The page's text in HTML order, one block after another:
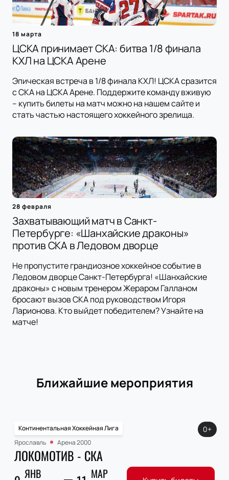
18 марта
ЦСКА принимает СКА: битва 1/8 финала
КХЛ на ЦСКА Арене
Эпическая встреча в 1/8 финала КХЛ! ЦСКА сразится
с СКА на ЦСКА Арене. Поддержите команду вживую
– купить билеты на матч можно на нашем сайте и
стать частью настоящего хоккейного зрелища.
28 февраля
Захватывающий матч в Санкт-
Петербурге: «Шанхайские драконы»
против СКА в Ледовом дворце
Не пропустите грандиозное хоккейное событие в
Ледовом дворце Санкт-Петербурга! «Шанхайские
драконы» с новым тренером Жераром Галланом
бросают вызов СКА под руководством Игоря
Ларионова. Кто выйдет победителем? Узнайте на
матче!
Ближайшие мероприятия
Континентальная Хоккейная Лига
Ярославль
Арена 2000
ЛОКОМОТИВ - СКА
ЯНВ
МАР
0+